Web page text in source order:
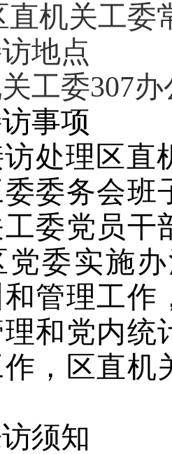
直机关工委
地点
工委307
事项
处理区直
委务会班
工委党员
党委实施
管理工作
和党内统
，区直机
须知